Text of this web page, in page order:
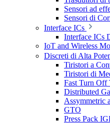
Sensori ad
Sensori di
Interface ICs
Interface ICs
IoT and Wireless
Discreti di Alta
Tiristori a
Tiristori di
Fast Turn Off
Distributed
Assymmetric
GTO
Press Pack